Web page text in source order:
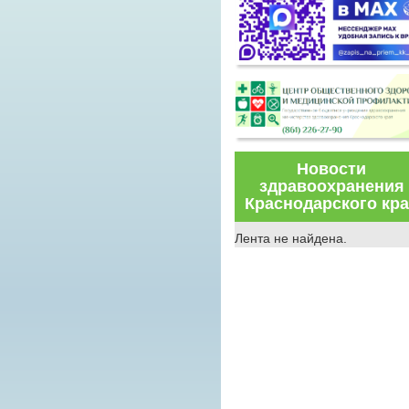
Новости
здравоохранения
Краснодарского
Лента не найдена.